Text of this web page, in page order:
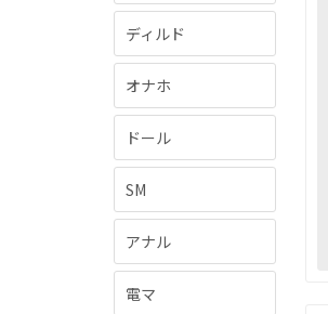
ディルド
オナホ
ドール
SM
アナル
電マ